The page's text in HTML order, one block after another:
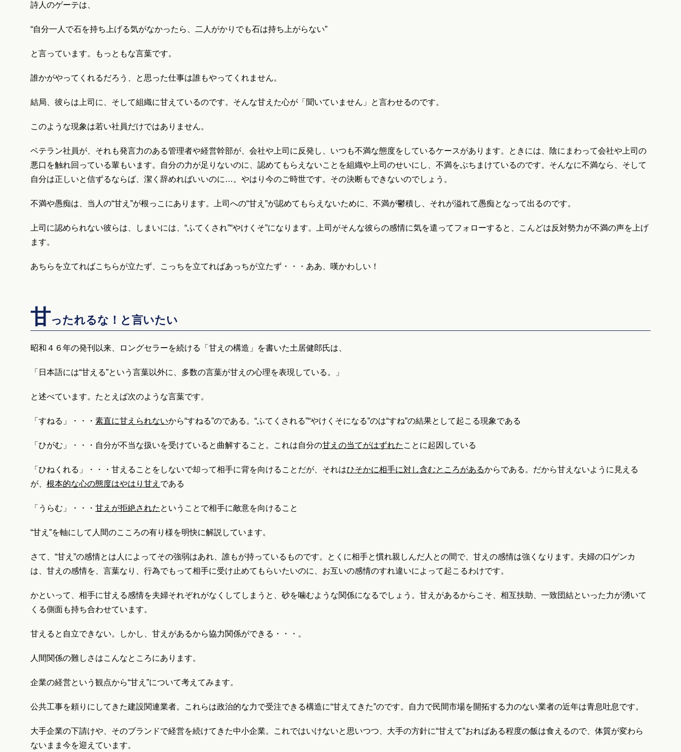
詩人のゲーテは、
“自分一人で石を持ち上げる気がなかったら、二人がかりでも石は持ち上がらない”
と言っています。もっともな言葉です。
誰かがやってくれるだろう、と思った仕事は誰もやってくれません。
結局、彼らは上司に、そして組織に甘えているのです。そんな甘えた心が「聞いていません」と言わせるのです。
このような現象は若い社員だけではありません。
ベテラン社員が、それも発言力のある管理者や経営幹部が、会社や上司に反発し、いつも不満な態度をしているケースがあります。ときには、陰にまわって会社や上司の
悪口を触れ回っている輩もいます。自分の力が足りないのに、認めてもらえないことを組織や上司のせいにし、不満をぶちまけているのです。そんなに不満なら、そして
自分は正しいと信ずるならば、潔く辞めればいいのに…。やはり今のご時世です。その決断もできないのでしょう。
不満や愚痴は、当人の“甘え”が根っこにあります。上司への“甘え”が認めてもらえないために、不満が鬱積し、それが溢れて愚痴となって出るのです。
上司に認められない彼らは、しまいには、“ふてくされ”“やけくそ”になります。上司がそんな彼らの感情に気を遣ってフォローすると、こんどは反対勢力が不満の声を上げ
ます。
あちらを立てればこちらが立たず、こっちを立てればあっちが立たず・・・ああ、嘆かわしい！
甘ったれるな！と言いたい
昭和４６年の発刊以来、ロングセラーを続ける「甘えの構造」を書いた土居健郎氏は、
「日本語には“甘える”という言葉以外に、多数の言葉が甘えの心理を表現している。」
と述べています。たとえば次のような言葉です。
「すねる」・・・ 素直に甘えられないから“すねる”のである。“ふてくされる”“やけくそになる”のは“すね”の結果として起こる現象である
「ひがむ」・・・自分が不当な扱いを受けていると曲解すること。これは自分の甘えの当てがはずれた ことに起因している
「ひねくれる」・・・甘えることをしないで却って相手に背を向けることだが、それはひそかに相手に対し含むところがあるからである。だから甘えないように見える
が、 根本的な心の態度はやはり甘え である
「うらむ」・・・ 甘えが拒絶された ということで相手に敵意を向けること
“甘え”を軸にして人間のこころの有り様を明快に解説しています。
さて、“甘え”の感情とは人によってその強弱はあれ、誰もが持っているものです。とくに相手と慣れ親しんだ人との間で、甘えの感情は強くなります。夫婦の口ゲンカ
は、甘えの感情を、言葉なり、行為でもって相手に受け止めてもらいたいのに、お互いの感情のすれ違いによって起こるわけです。
かといって、相手に甘える感情を夫婦それぞれがなくしてしまうと、砂を噛むような関係になるでしょう。甘えがあるからこそ、相互扶助、一致団結といった力が湧いて
くる側面も持ち合わせています。
甘えると自立できない。しかし、甘えがあるから協力関係ができる・・・。
人間関係の難しさはこんなところにあります。
企業の経営という観点から“甘え”について考えてみます。
公共工事を頼りにしてきた建設関連業者。これらは政治的な力で受注できる構造に“甘えてきた”のです。自力で民間市場を開拓する力のない業者の近年は青息吐息です。
大手企業の下請けや、そのブランドで経営を続けてきた中小企業。これではいけないと思いつつ、大手の方針に“甘えて”おればある程度の飯は食えるので、体質が変わら
ないまま今を迎えています。